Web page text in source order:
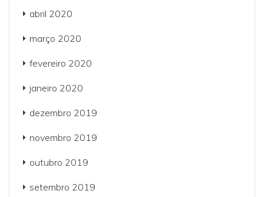
abril 2020
março 2020
fevereiro 2020
janeiro 2020
dezembro 2019
novembro 2019
outubro 2019
setembro 2019